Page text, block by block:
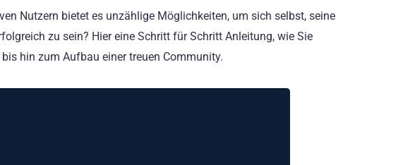
Nutzern bietet es unzählige Möglichkeiten, um sich selbst, seine
zu sein? Hier eine Schritt für Schritt Anleitung, wie Sie
hin zum Aufbau einer treuen Community.